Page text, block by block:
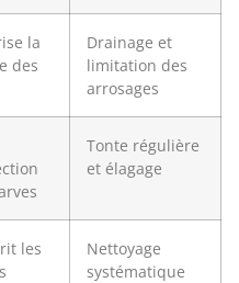
la
des
Drainage et
limitation des
arrosages
Tonte régulière
et élagage
les
Nettoyage
systématique